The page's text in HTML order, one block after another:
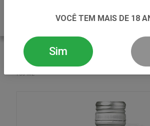
VINHO
ROSE
VINHO ROSE PREMIER RENDEZ VOUS CINSAULT
750 ML
VOCÊ TEM MAIS DE 18
Sim